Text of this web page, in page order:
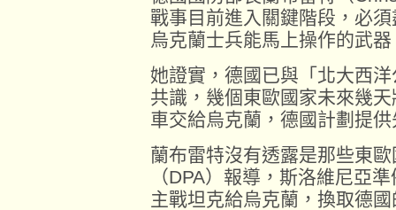
戰事目前進入關鍵階段，必
烏克蘭士兵能馬上操作的武器
她證實，德國已與「北大西
共識，幾個東歐國家未來幾
車交給烏克蘭，德國計劃提
蘭布雷特沒有透露是那些東
（DPA）報導，斯洛維尼亞
主戰坦克給烏克蘭，換取德